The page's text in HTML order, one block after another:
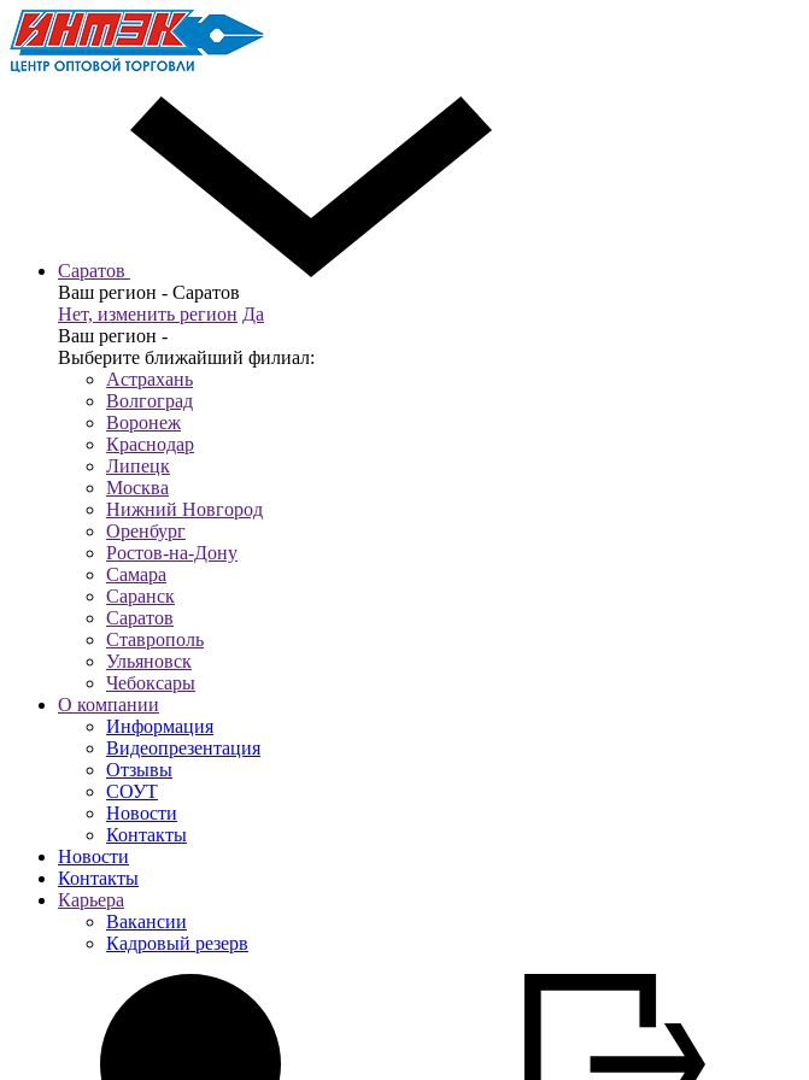
Саратов
Ваш регион - Саратов
Нет, изменить регион Да
Ваш регион -
Выберите ближайший филиал:
Астрахань
Волгоград
Воронеж
Краснодар
Липецк
Москва
Нижний Новгород
Оренбург
Ростов-на-Дону
Самара
Саранск
Саратов
Ставрополь
Ульяновск
Чебоксары
О компании
Информация
Видеопрезентация
Отзывы
СОУТ
Новости
Контакты
Новости
Контакты
Карьера
Вакансии
Кадровый резерв